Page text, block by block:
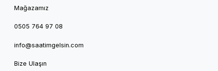
Mağazamız
0505 764 97 08
info@saatimgelsin.com
Bize Ulaşın